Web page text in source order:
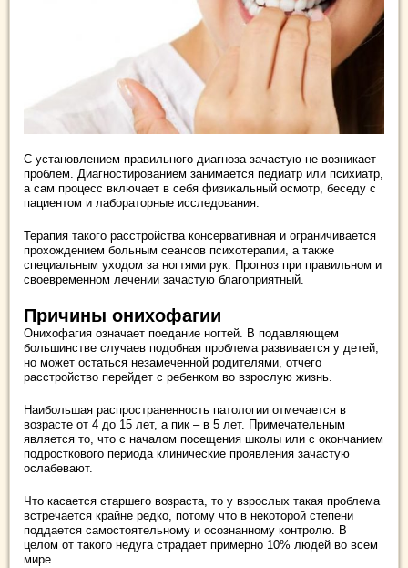
С установлением правильного диагноза зачастую не возникает
проблем. Диагностированием занимается педиатр или психиатр,
а сам процесс включает в себя физикальный осмотр, беседу с
пациентом и лабораторные исследования.
Терапия такого расстройства консервативная и ограничивается
прохождением больным сеансов психотерапии, а также
специальным уходом за ногтями рук. Прогноз при правильном и
своевременном лечении зачастую благоприятный.
Причины онихофагии
Онихофагия означает поедание ногтей. В подавляющем
большинстве случаев подобная проблема развивается у детей,
но может остаться незамеченной родителями, отчего
расстройство перейдет с ребенком во взрослую жизнь.
Наибольшая распространенность патологии отмечается в
возрасте от 4 до 15 лет, а пик – в 5 лет. Примечательным
является то, что с началом посещения школы или с окончанием
подросткового периода клинические проявления зачастую
ослабевают.
Что касается старшего возраста, то у взрослых такая проблема
встречается крайне редко, потому что в некоторой степени
поддается самостоятельному и осознанному контролю. В
целом от такого недуга страдает примерно 10% людей во всем
мире.